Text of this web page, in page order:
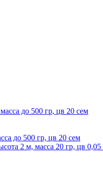
до 500 гр, цв 20 сем